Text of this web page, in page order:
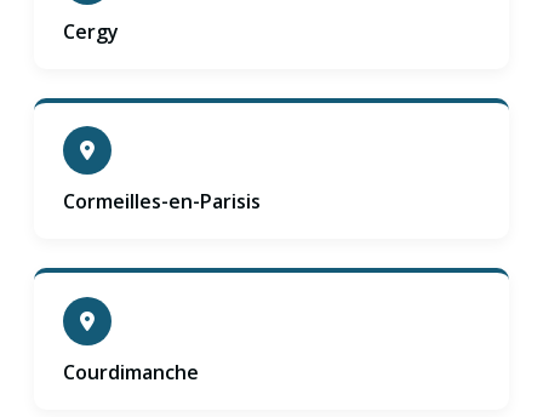
Cergy
Cormeilles-en-Parisis
Courdimanche